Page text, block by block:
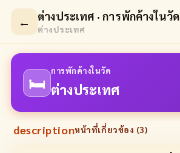
← ต่างประเทศ · การพักค้างในวัด
ต่างประเทศ
🛏
การพักค้างในวัด
ต่างประเทศ
descriptionหน้าที่เกี่ยวข้อง (3)